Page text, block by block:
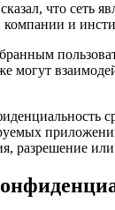
что сеть
и
могут
разрешение